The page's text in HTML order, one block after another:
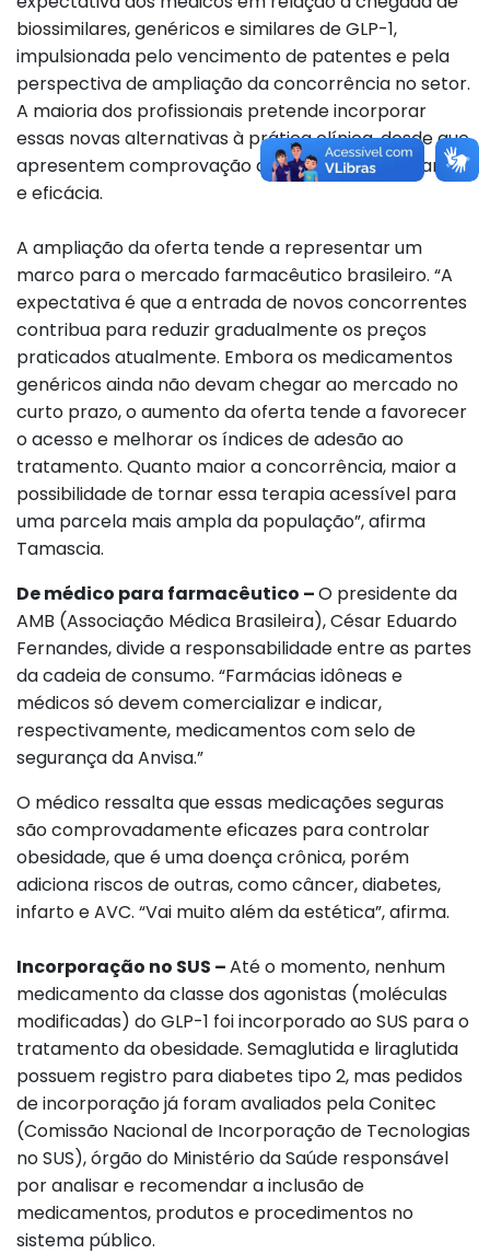
biossimilares, genéricos e similares de GLP-1,
impulsionada pelo vencimento de patentes e pela
perspectiva de ampliação da concorrência no setor.
A maioria dos profissionais pretende incorporar
essas novas alternativas à prática clínica, desde que
apresentem comprovação de qualidade, segurança
e eficácia.
A ampliação da oferta tende a representar um
marco para o mercado farmacêutico brasileiro. “A
expectativa é que a entrada de novos concorrentes
contribua para reduzir gradualmente os preços
praticados atualmente. Embora os medicamentos
genéricos ainda não devam chegar ao mercado no
curto prazo, o aumento da oferta tende a favorecer
o acesso e melhorar os índices de adesão ao
tratamento. Quanto maior a concorrência, maior a
possibilidade de tornar essa terapia acessível para
uma parcela mais ampla da população”, afirma
Tamascia.
De médico para farmacêutico –O presidente da
AMB (Associação Médica Brasileira), César Eduardo
Fernandes, divide a responsabilidade entre as partes
da cadeia de consumo. “Farmácias idôneas e
médicos só devem comercializar e indicar,
respectivamente, medicamentos com selo de
segurança da Anvisa.”
O médico ressalta que essas medicações seguras
são comprovadamente eficazes para controlar
obesidade, que é uma doença crônica, porém
adiciona riscos de outras, como câncer, diabetes,
infarto e AVC. “Vai muito além da estética”, afirma.
Incorporação no SUS –Até o momento, nenhum
medicamento da classe dos agonistas (moléculas
modificadas) do GLP-1 foi incorporado ao SUS para o
tratamento da obesidade. Semaglutida e liraglutida
possuem registro para diabetes tipo 2, mas pedidos
de incorporação já foram avaliados pela Conitec
(Comissão Nacional de Incorporação de Tecnologias
no SUS), órgão do Ministério da Saúde responsável
por analisar e recomendar a inclusão de
medicamentos, produtos e procedimentos no
sistema público.